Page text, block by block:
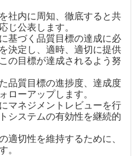
社内に周知、徹底すると共
じ公表します。
基づく品質目標の達成に必
決定し、適時、適切に提供
の目標が達成されるよう努
品質目標の進捗度、達成度
ローアップします。
マネジメントレビューを行
システムの有効性を継続的
適切性を維持するために、
。